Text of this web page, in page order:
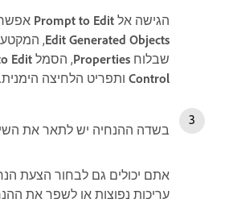
הגישה אל Prompt to Edit
Edit Generated Objects, המקטע
שבלוח Properties, הסמל Edit
Control ותפריט הלחיצה הימנית.
בשדה ההנחיה יש לתאר את
אתם יכולים גם לבחור הצעת
עריכות נפוצות או לשפר את